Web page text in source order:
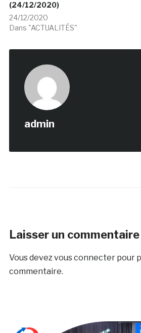
(24/12/2020)
24/12/2020
Dans "ACTUALITÉS"
admin
Laisser un commentaire
Vous devezvous connecterpour
commentaire.